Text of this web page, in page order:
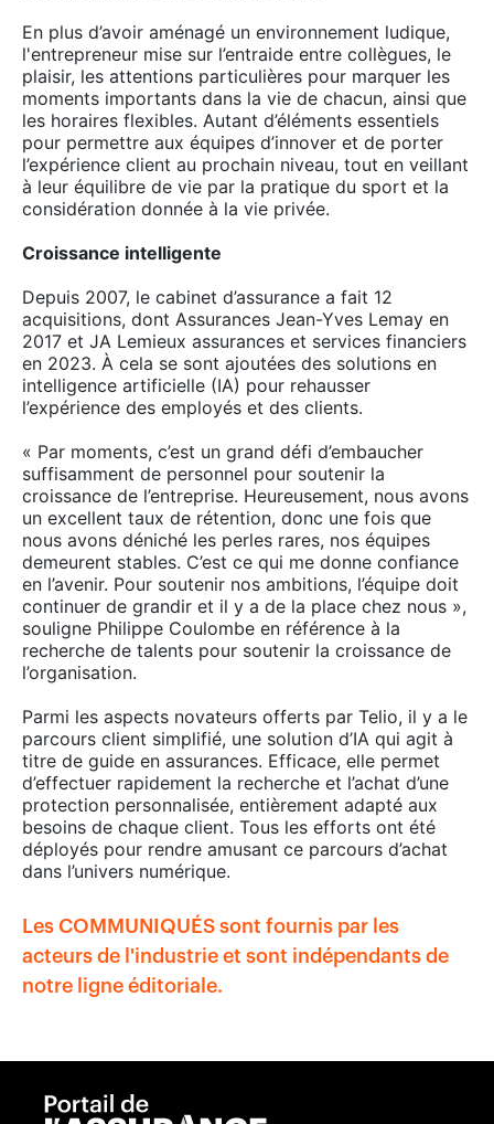
En plus d’avoir aménagé un environnement ludique,
l'entrepreneur mise sur l’entraide entre collègues, le
plaisir, les attentions particulières pour marquer les
moments importants dans la vie de chacun, ainsi que
les horaires flexibles. Autant d’éléments essentiels
pour permettre aux équipes d’innover et de porter
l’expérience client au prochain niveau, tout en veillant
à leur équilibre de vie par la pratique du sport et la
considération donnée à la vie privée.
Croissance intelligente
Depuis 2007, le cabinet d’assurance a fait 12
acquisitions, dont Assurances Jean-Yves Lemay en
2017 et JA Lemieux assurances et services financiers
en 2023. À cela se sont ajoutées des solutions en
intelligence artificielle (IA) pour rehausser
l’expérience des employés et des clients.
« Par moments, c’est un grand défi d’embaucher
suffisamment de personnel pour soutenir la
croissance de l’entreprise. Heureusement, nous avons
un excellent taux de rétention, donc une fois que
nous avons déniché les perles rares, nos équipes
demeurent stables. C’est ce qui me donne confiance
en l’avenir. Pour soutenir nos ambitions, l’équipe doit
continuer de grandir et il y a de la place chez nous »,
souligne Philippe Coulombe en référence à la
recherche de talents pour soutenir la croissance de
l’organisation.
Parmi les aspects novateurs offerts par Telio, il y a le
parcours client simplifié, une solution d’IA qui agit à
titre de guide en assurances. Efficace, elle permet
d’effectuer rapidement la recherche et l’achat d’une
protection personnalisée, entièrement adapté aux
besoins de chaque client. Tous les efforts ont été
déployés pour rendre amusant ce parcours d’achat
dans l’univers numérique.
Les COMMUNIQUÉS sont fournis par les
acteurs de l'industrie et sont indépendants de
notre ligne éditoriale.